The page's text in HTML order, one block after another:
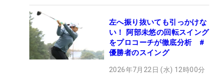
左へ振り抜いても引っかけな
い！ 阿部未悠の回転スイング
をプロコーチが徹底分析 #
優勝者のスイング
2026年7月22日 (水) 12時00分